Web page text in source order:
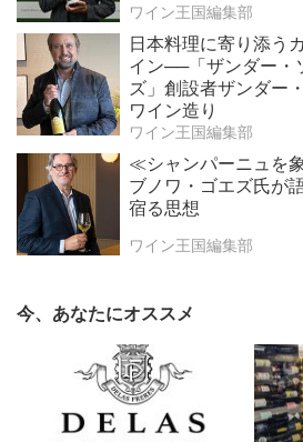
ワイン王国編集部
日本料理に寄り添う
イン──「ザンダー・
ズ」創設者ザンダー
ワイン造り
ワイン王国編集部
≪シャンパーニュを
ブノワ・ゴエズ氏が
宿る思想
ワイン王国編集部
今、あなたにオススメ